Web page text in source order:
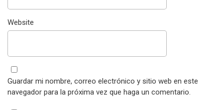
Website
Guardar mi nombre, correo electrónico y sitio web en este
navegador para la próxima vez que haga un comentario.